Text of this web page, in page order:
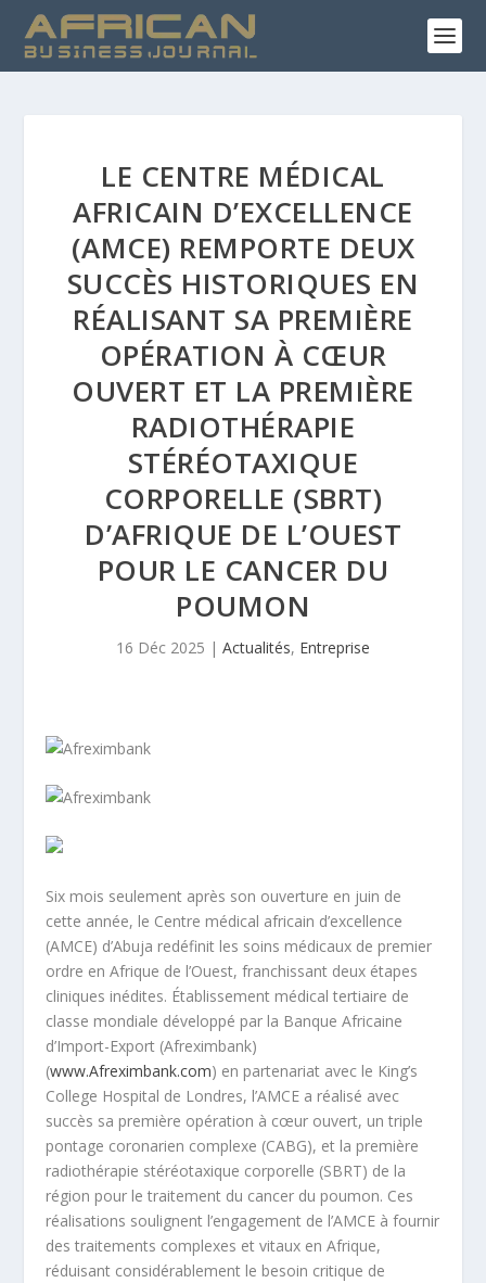
LE CENTRE MÉDICAL
AFRICAIN D’EXCELLENCE
(AMCE) REMPORTE DEUX
SUCCÈS HISTORIQUES EN
RÉALISANT SA PREMIÈRE
OPÉRATION À CŒUR
OUVERT ET LA PREMIÈRE
RADIOTHÉRAPIE
STÉRÉOTAXIQUE
CORPORELLE (SBRT)
D’AFRIQUE DE L’OUEST
POUR LE CANCER DU
POUMON
16 Déc 2025 | Actualités, Entreprise
Six mois seulement après son ouverture en juin de
cette année, le Centre médical africain d’excellence
(AMCE) d’Abuja redéfinit les soins médicaux de premier
ordre en Afrique de l’Ouest, franchissant deux étapes
cliniques inédites. Établissement médical tertiaire de
classe mondiale développé par la Banque Africaine
d’Import-Export (Afreximbank)
(www.Afreximbank.com) en partenariat avec le King’s
College Hospital de Londres, l’AMCE a réalisé avec
succès sa première opération à cœur ouvert, un triple
pontage coronarien complexe (CABG), et la première
radiothérapie stéréotaxique corporelle (SBRT) de la
région pour le traitement du cancer du poumon. Ces
réalisations soulignent l’engagement de l’AMCE à fournir
des traitements complexes et vitaux en Afrique,
réduisant considérablement le besoin critique de